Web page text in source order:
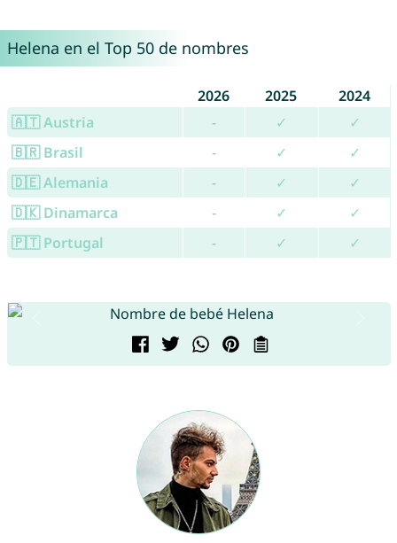
Helena en el Top 50 de nombres
2026 2025
2024
🇦🇹 Austria
- ✓
✓
🇧🇷 Brasil
- ✓
✓
🇩🇪 Alemania
- ✓
✓
🇩🇰 Dinamarca
- ✓
✓
🇵🇹 Portugal
- ✓ ✓